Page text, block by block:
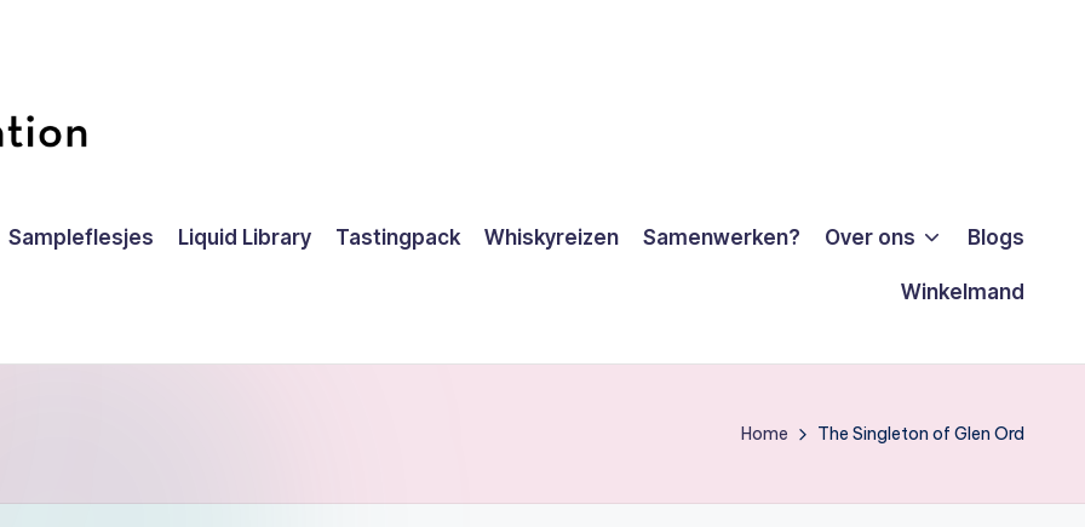
Sampleflesjes Liquid Library Tastingpack Whiskyreizen Samenwerken? Over ons Blogs
Winkelmand
Home The Singleton of Glen Ord